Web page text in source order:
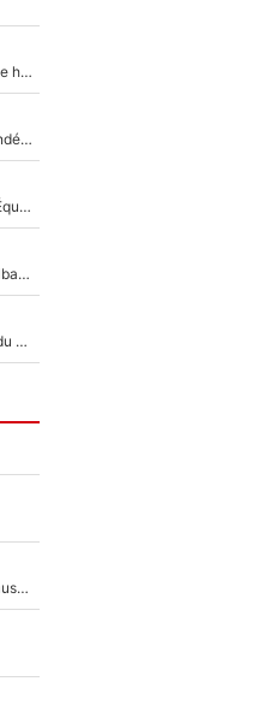
«Le suicide de Ferran Torres» : En partance pour le PSG, le héros de la finale de la Coupe du monde s'attire les foudres de la presse espagnole !
Antoine Griezmann et N'Golo Kanté : Comme Yan Diomandé, les deux champions du monde ont refusé de signer au PSG !
Un chroniqueur de L’Équipe du Soir viré par La Chaîne L’Équipe : Même Olivier Ménard n’avait pas pu empêcher son départ, «je l’ai appris sur Twitter, je l’ai vécu assez mal»
Loin du Real Madrid et du PSG, les inséparables Kylian Mbappé et Achraf Hakimi changent d'équipe le temps d'une journée !
Antoine Dupont en deuil : Pendant ses vacances, la star du XV de France a perdu sa grand-mère
«Détester à vie», Stéphane Guy dans une embrouille à cause du PSG !